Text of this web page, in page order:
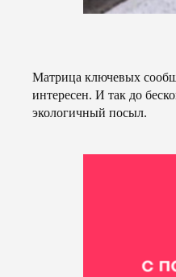
Матрица ключевых
интересен. И так до
экологичный посыл.